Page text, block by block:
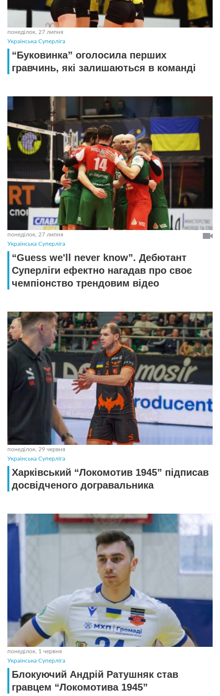
понеділок, 27 липня
Українська Суперліга
“Буковинка” оголосила перших
гравчинь, які залишаються в команді
понеділок, 27 липня
Українська Суперліга
“Guess we'll never know”. Дебютант
Суперліги ефектно нагадав про своє
чемпіонство трендовим відео
понеділок, 29 червня
Українська Суперліга
Харківський “Локомотив 1945” підписав
досвідченого догравальника
понеділок, 1 червня
Українська Суперліга
Блокуючий Андрій Ратушняк став
гравцем “Локомотива 1945”